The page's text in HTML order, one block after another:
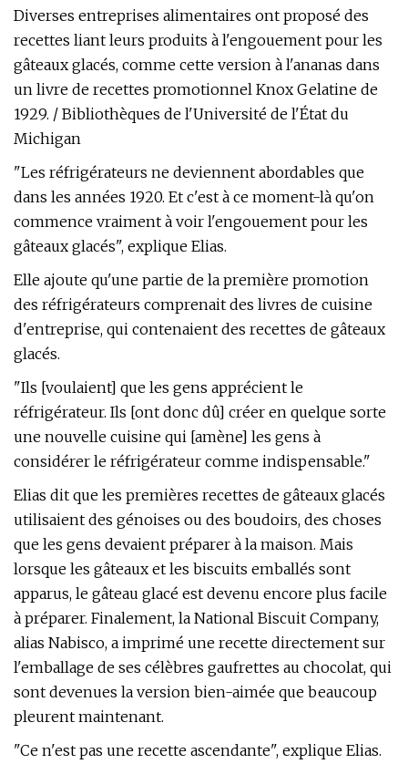
Diverses entreprises alimentaires ont proposé des
recettes liant leurs produits à l'engouement pour les
gâteaux glacés, comme cette version à l'ananas dans
un livre de recettes promotionnel Knox Gelatine de
1929. / Bibliothèques de l'Université de l'État du
Michigan
"Les réfrigérateurs ne deviennent abordables que
dans les années 1920. Et c'est à ce moment-là qu'on
commence vraiment à voir l'engouement pour les
gâteaux glacés", explique Elias.
Elle ajoute qu'une partie de la première promotion
des réfrigérateurs comprenait des livres de cuisine
d'entreprise, qui contenaient des recettes de gâteaux
glacés.
"Ils [voulaient] que les gens apprécient le
réfrigérateur. Ils [ont donc dû] créer en quelque sorte
une nouvelle cuisine qui [amène] les gens à
considérer le réfrigérateur comme indispensable."
Elias dit que les premières recettes de gâteaux glacés
utilisaient des génoises ou des boudoirs, des choses
que les gens devaient préparer à la maison. Mais
lorsque les gâteaux et les biscuits emballés sont
apparus, le gâteau glacé est devenu encore plus facile
à préparer. Finalement, la National Biscuit Company,
alias Nabisco, a imprimé une recette directement sur
l'emballage de ses célèbres gaufrettes au chocolat, qui
sont devenues la version bien-aimée que beaucoup
pleurent maintenant.
"Ce n'est pas une recette ascendante", explique Elias.